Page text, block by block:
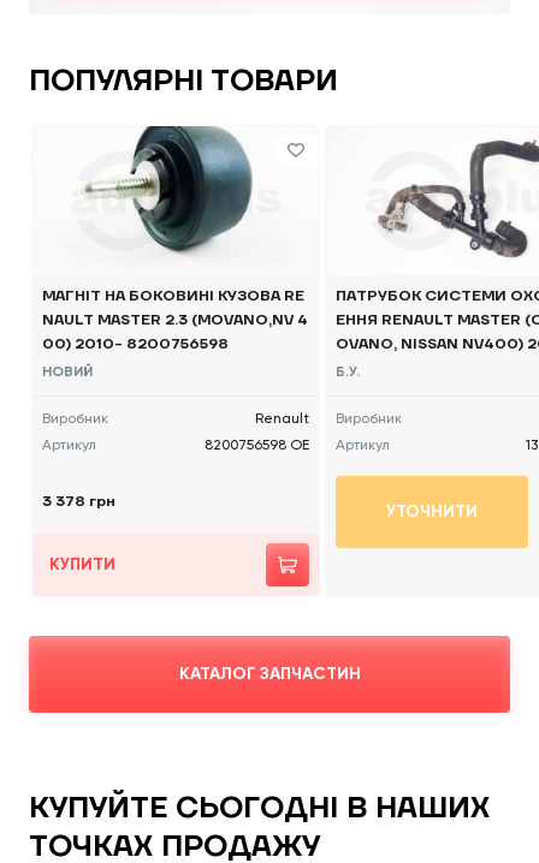
ПОПУЛЯРНІ ТОВАРИ
МАГНІТ НА БОКОВИНІ КУЗОВА RE
NAULT MASTER 2.3 (MOVANO,NV 4
00) 2010- 8200756598
НОВИЙ
Виробник
Renault
Артикул
8200756598 OE
3 378 грн
КУПИТИ
ПАТРУБОК СИСТЕМИ
ЕННЯ RENAULT MASTER
OVANO, NISSAN NV400)
21065 Б/В
Б.У.
Виробник
Артикул
УТОЧНИТИ
КАТАЛОГ ЗАПЧАСТИН
КУПУЙТЕ СЬОГОДНІ В НАШИХ
ТОЧКАХ ПРОДАЖУ